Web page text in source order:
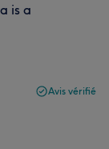
is a
Avis vérifié